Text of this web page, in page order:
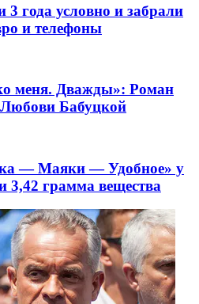
3 года условно и забрали
и телефоны
меня. Дважды»: Роман
Бабуцкой
— Маяки — Удобное» у
3,42 грамма вещества